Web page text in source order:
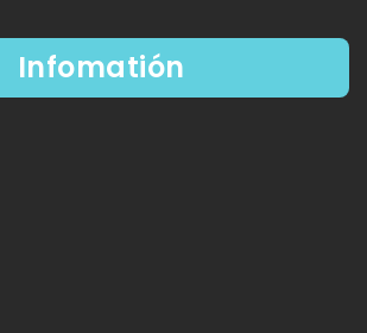
Infomatión